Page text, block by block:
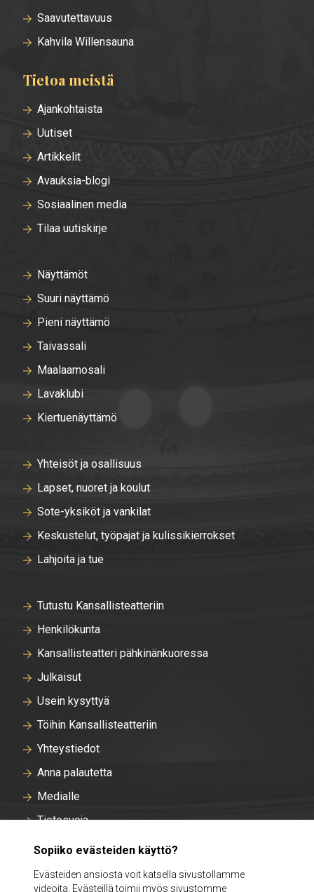
Saavutettavuus
Kahvila Willensauna
Tietoa meistä
Ajankohtaista
Uutiset
Artikkelit
Avauksia-blogi
Sosiaalinen media
Tilaa uutiskirje
Näyttämöt
Suuri näyttämö
Pieni näyttämö
Taivassali
Maalaamosali
Lavaklubi
Kiertuenäyttämö
Yhteisöt ja osallisuus
Lapset, nuoret ja koulut
Sote-yksiköt ja vankilat
Keskustelut, työpajat ja kulissikierrokset
Lahjoita ja tue
Tutustu Kansallisteatteriin
Henkilökunta
Kansallisteatteri pähkinänkuoressa
Julkaisut
Usein kysyttyä
Töihin Kansallisteatteriin
Yhteystiedot
Anna palautetta
Medialle
Tietosuoja
Tallentavan kameravalvonnan rekisteriseloste
Evästeasetukset
Sopiiko evästeiden käyttö?
Evästeiden ansiosta voit katsella sivustollamme
videoita. Evästeillä toimii myös sivustomme